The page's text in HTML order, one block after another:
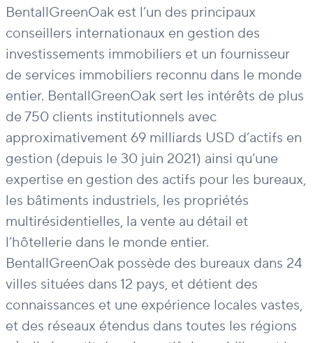
BentallGreenOak est l’un des principaux
conseillers internationaux en gestion des
investissements immobiliers et un fournisseur
de services immobiliers reconnu dans le monde
entier. BentallGreenOak sert les intérêts de plus
de 750 clients institutionnels avec
approximativement 69 milliards USD d’actifs en
gestion (depuis le 30 juin 2021) ainsi qu’une
expertise en gestion des actifs pour les bureaux,
les bâtiments industriels, les propriétés
multirésidentielles, la vente au détail et
l’hôtellerie dans le monde entier.
BentallGreenOak possède des bureaux dans 24
villes situées dans 12 pays, et détient des
connaissances et une expérience locales vastes,
et des réseaux étendus dans toutes les régions